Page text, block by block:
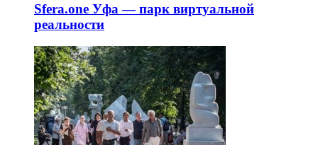
Sfera.one Уфа — парк виртуальной
реальности